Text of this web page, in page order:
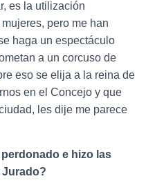
es la utilización
pero me han
haga un espectáculo
a un corcuso de
eso se elija a la reina de
en el Concejo y que
les dije me parece
e hizo las
Jurado?